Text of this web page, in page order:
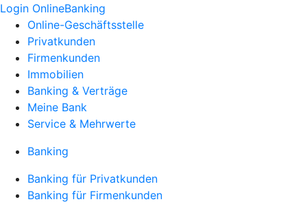
Login OnlineBanking
Online-Geschäftsstelle
Privatkunden
Firmenkunden
Immobilien
Banking & Verträge
Meine Bank
Service & Mehrwerte
Banking
Banking für Privatkunden
Banking für Firmenkunden